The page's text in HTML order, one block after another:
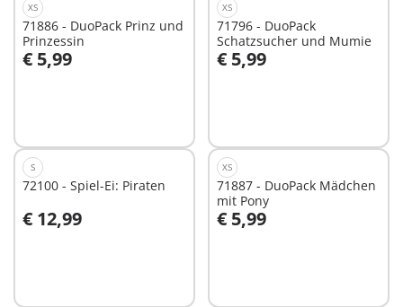
XS
71886 - DuoPack Prinz und
Prinzessin
€ 5,99
In den Warenkorb
XS
71796 - DuoPack
Schatzsucher und Mumie
€ 5,99
In den Warenkorb
S
72100 - Spiel-Ei: Piraten
€ 12,99
In den Warenkorb
XS
71887 - DuoPack Mädchen
mit Pony
€ 5,99
In den Warenkorb